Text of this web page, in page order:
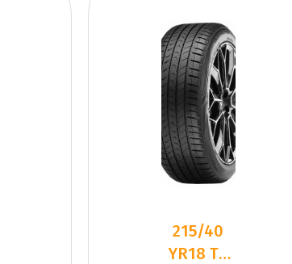
215/40
YR18 TL